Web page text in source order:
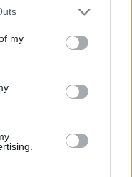
my
zabieg
dla rodziny i
owulacji